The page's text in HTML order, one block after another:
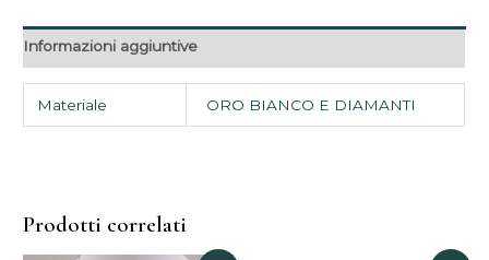
Informazioni aggiuntive
Materiale ORO BIANCO E DIAMANTI
Prodotti correlati